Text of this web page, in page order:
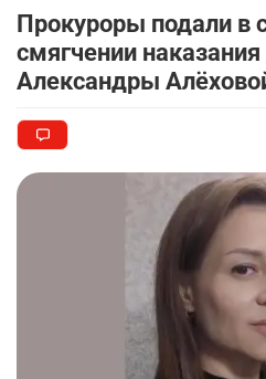
Прокуроры подали в
смягчении
Александры